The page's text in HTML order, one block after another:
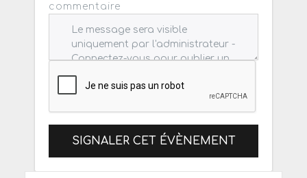
commentaire
SIGNALER CET ÉVÈNEMENT